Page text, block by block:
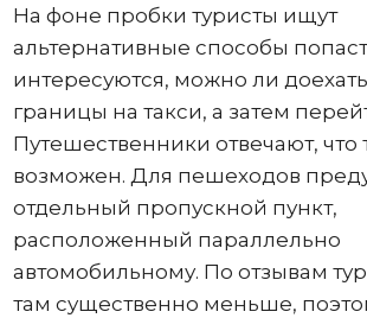
На фоне пробки туристы ищут
альтернативные способы
интересуются, можно ли
границы на такси, а затем
Путешественники отвечают, что
возможен. Для пешеходов
отдельный пропускной пункт,
расположенный параллельно
автомобильному. По отзывам
там существенно меньше,